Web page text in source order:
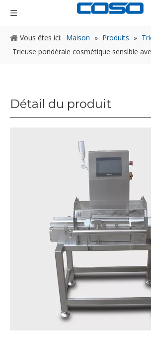
Vous êtes ici: Maison » Produits »
Trieuse pondérale cosmétique sensible
Détail du produit